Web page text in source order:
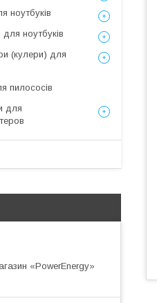
ноутбуків
для ноутбуків
(кулери) для
пилососів
для
«PowerEnergy»